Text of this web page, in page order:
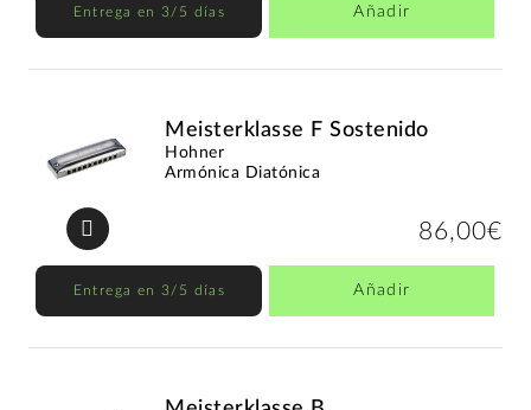
Entrega en 3/5 días Añadir
Meisterklasse F Sostenido
Hohner
Armónica Diatónica
86,00€
Entrega en 3/5 días Añadir